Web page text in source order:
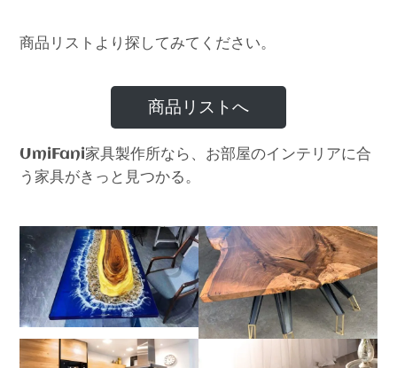
商品リストより探してみてください。
商品リストへ
UmiFani家具製作所なら、お部屋のインテリアに合
う家具がきっと見つかる。